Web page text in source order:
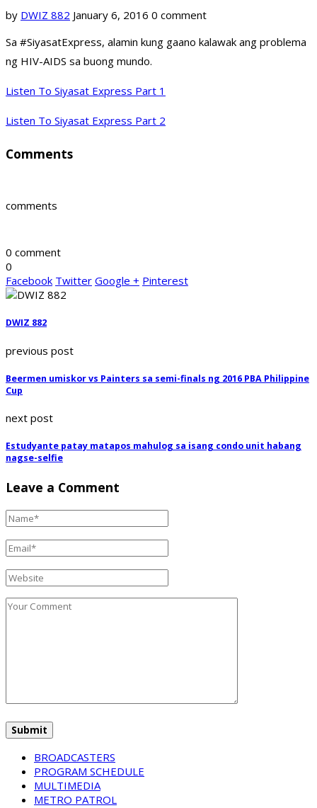
by DWIZ 882 January 6, 2016 0 comment
Sa #SiyasatExpress, alamin kung gaano kalawak ang problema
ng HIV-AIDS sa buong mundo.
Listen To Siyasat Express Part 1
Listen To Siyasat Express Part 2
Comments
comments
0 comment
0
Facebook Twitter Google + Pinterest
DWIZ 882
previous post
Beermen umiskor vs Painters sa semi-finals ng 2016 PBA Philippine
Cup
next post
Estudyante patay matapos mahulog sa isang condo unit habang
nagse-selfie
Leave a Comment
BROADCASTERS
PROGRAM SCHEDULE
MULTIMEDIA
METRO PATROL